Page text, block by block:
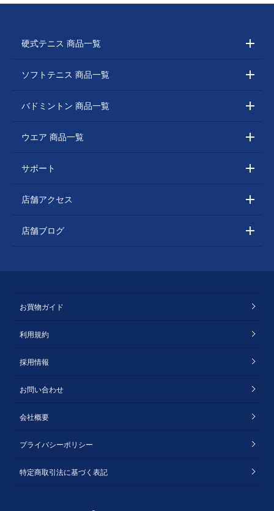
硬式テニス 商品一覧
ソフトテニス 商品一覧
バドミントン 商品一覧
ウエア 商品一覧
サポート
店舗アクセス
店舗ブログ
お買物ガイド
利用規約
採用情報
お問い合わせ
会社概要
プライバシーポリシー
特定商取引法に基づく表記